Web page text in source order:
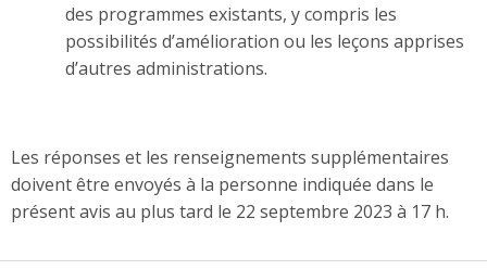
des programmes existants, y compris les
possibilités d’amélioration ou les leçons apprises
d’autres administrations.
Les réponses et les renseignements supplémentaires
doivent être envoyés à la personne indiquée dans le
présent avis au plus tard le 22 septembre 2023 à 17 h.